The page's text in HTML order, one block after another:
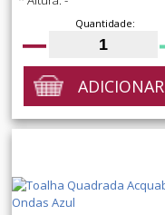
Quantidade:
ADICIONAR